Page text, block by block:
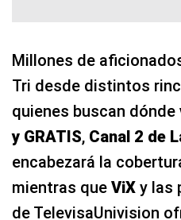
Millones de
Tri desde distintos
quienes buscan dónde
y GRATIS, Canal 2 de
encabezará la
mientras que ViX y las
de TelevisaUnivision